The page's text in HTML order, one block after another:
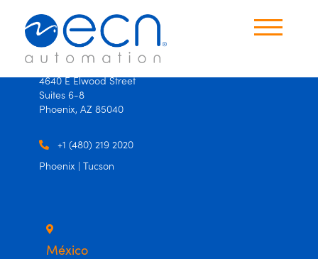
Productos
Oficinas
Contáctanos
USA
4640 E Elwood Street
Suites 6-8
Phoenix, AZ 85040
+1 (480) 219 2020
Phoenix | Tucson
México